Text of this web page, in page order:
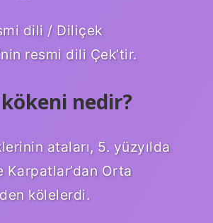
dili / Diliçek
resmi dili Çek’tir.
nedir?
ataları, 5. yüzyılda
Karpatlar’dan Orta
kölelerdi.